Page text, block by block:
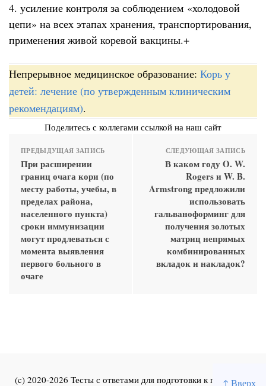
↑ Вверх
4. усиление контроля за соблюдением «холодовой
цепи» на всех этапах хранения, транспортирования,
применения живой коревой вакцины.+
Непрерывное медицинское образование: Корь у
детей: лечение (по утвержденным клиническим
рекомендациям).
Поделитесь с коллегами ссылкой на наш сайт
ПРЕДЫДУЩАЯ ЗАПИСЬ
При расширении
границ очага кори (по
месту работы, учебы, в
пределах района,
населенного пункта)
сроки иммунизации
могут продлеваться с
момента выявления
первого больного в
очаге
СЛЕДУЮЩАЯ ЗАПИСЬ
В каком году O. W.
Rogers и W. B.
Armstrong предложили
использовать
гальваноформинг для
получения золотых
матриц непрямых
комбинированных
вкладок и накладок?
(c) 2020-2026 Тесты с ответами для подготовки к первичной